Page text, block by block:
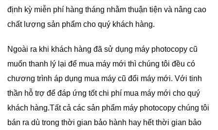
định kỳ miễn phí hàng tháng nhằm thuận tiện và nâng cao
chất lượng sản phẩm cho quý khách hàng.
Ngoài ra khi khách hàng đã sử dụng máy photocopy cũ
muốn thanh lý lại để mua máy mới thì chúng tôi đều có
chương trình áp dụng mua máy cũ đổi máy mới. Với tinh
thần hỗ trợ để đáp ứng tốt chi phí mua máy mới cho quý
khách hàng.Tất cả các sản phẩm máy photocopy chúng tôi
bán ra dù trong thời gian bảo hành hay hết thời gian bảo